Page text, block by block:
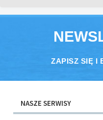
ZAPISZ SIĘ I
NASZE SERWISY